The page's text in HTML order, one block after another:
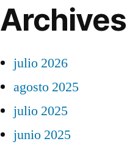
Archives
julio 2026
agosto 2025
julio 2025
junio 2025